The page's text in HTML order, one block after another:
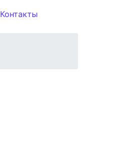
Контакты